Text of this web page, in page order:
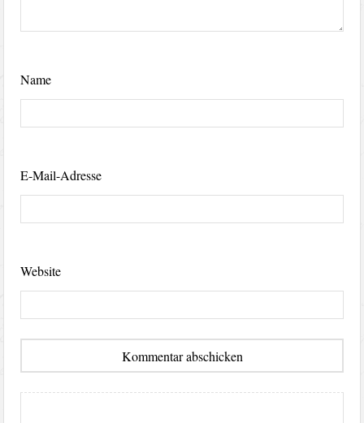
Name
E-Mail-Adresse
Website